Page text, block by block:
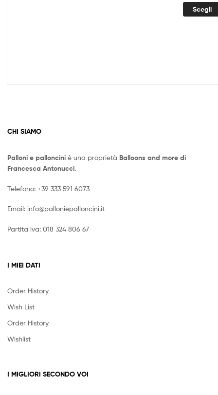
Scegli
CHI SIAMO
Palloni e palloncini è una proprietà Balloons and more di
Francesca Antonucci.
Telefono: +39 333 591 6073
Email: info@palloniepalloncini.it
Partita iva: 018 324 806 67
I MIEI DATI
Order History
Wish List
Order History
Wishlist
I MIGLIORI SECONDO VOI